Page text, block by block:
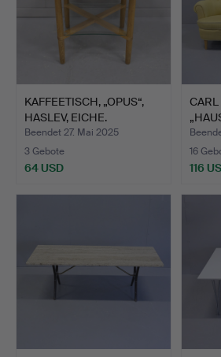
KAFFEETISCH, „OPUS“,
HASLEV, EICHE.
Beendet 27. Mai 2025
3 Gebote
64 USD
CARL
16
116